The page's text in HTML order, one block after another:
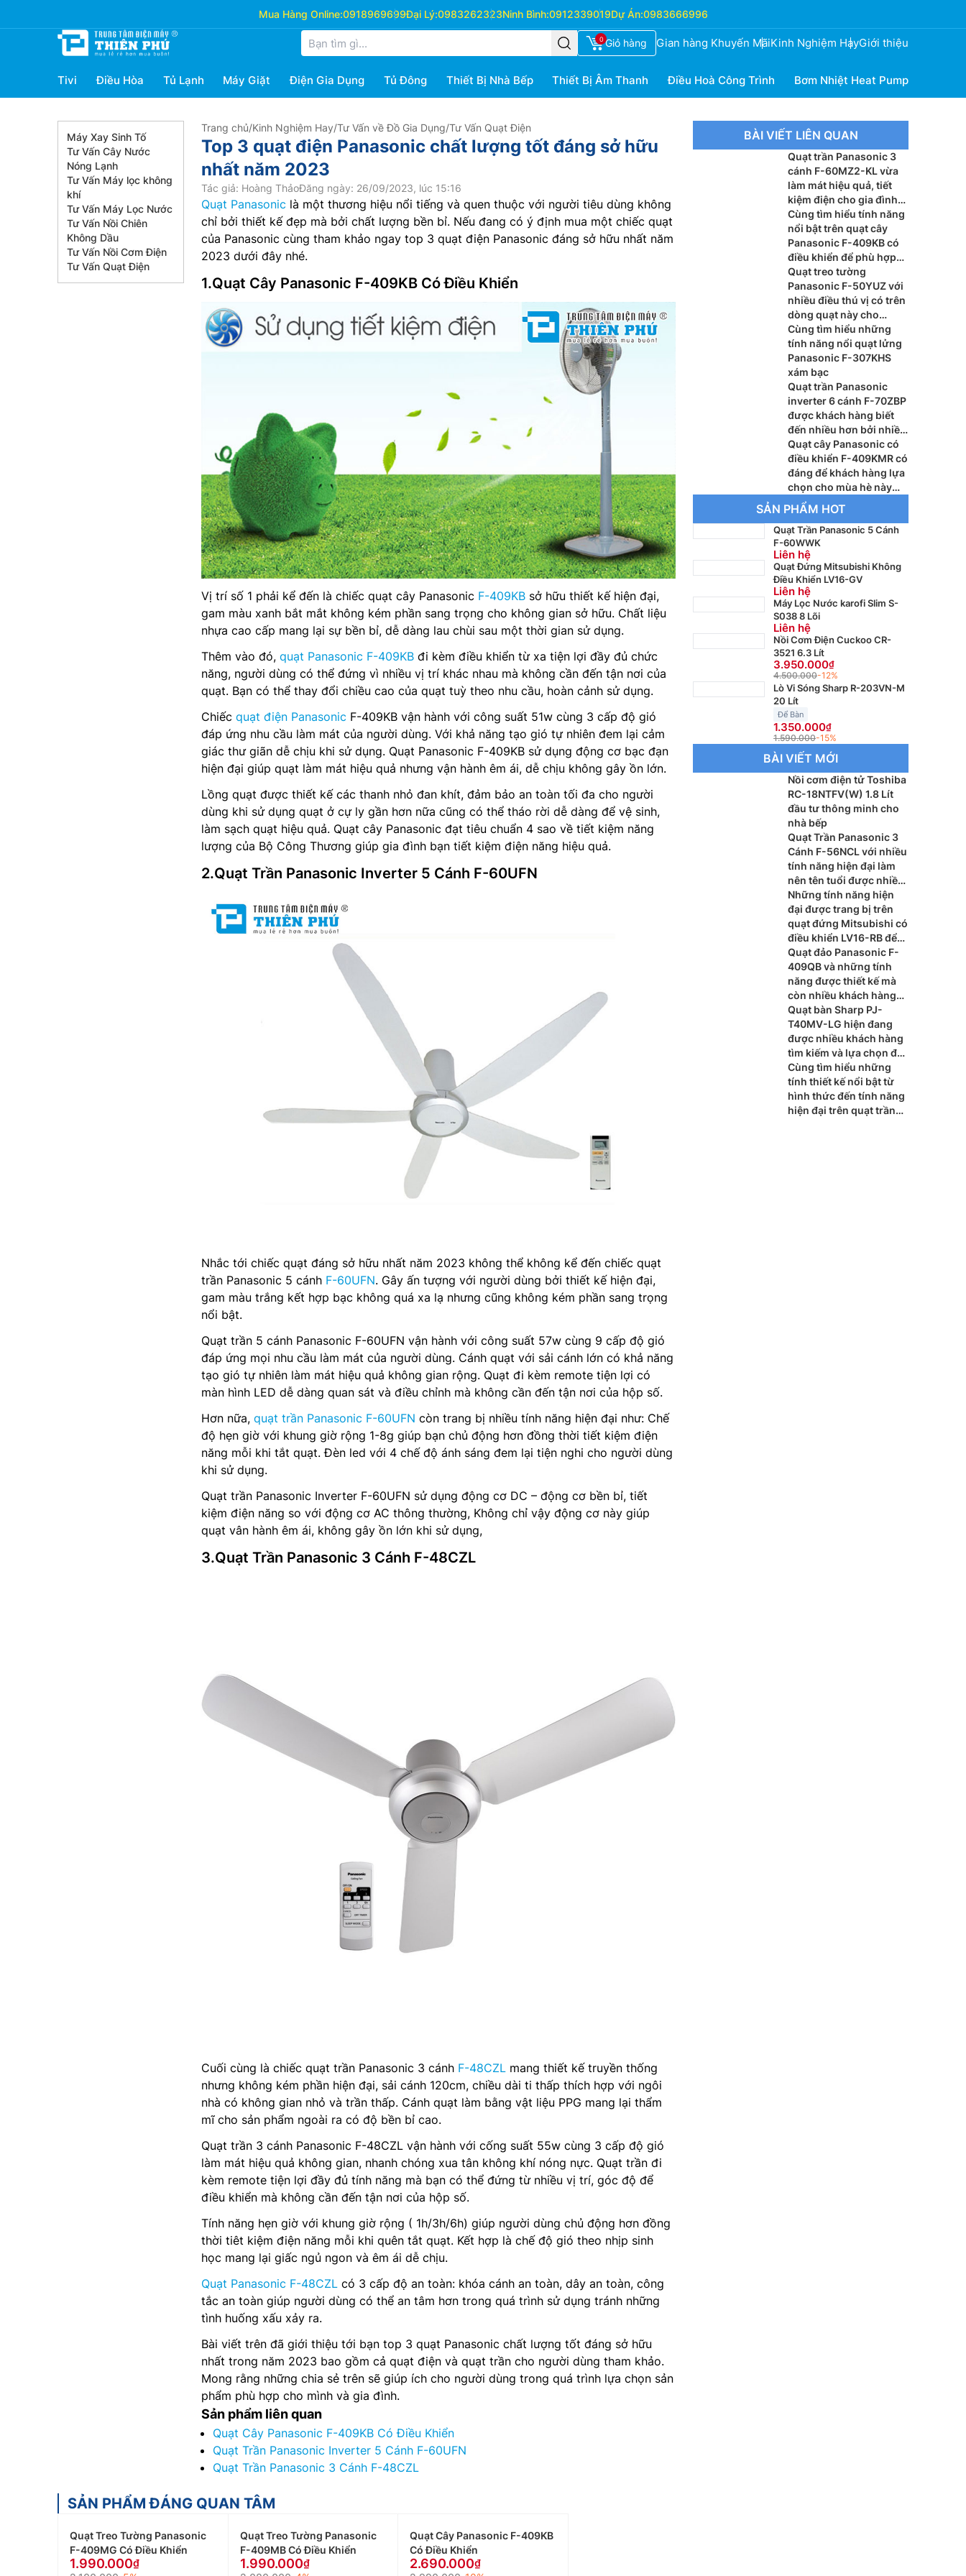
Mua Hàng Online:0918969699Đại Lý:0983262323Ninh Bình:0912339019Dự Án:0983666996
0 Giỏ hàng Gian hàng Khuyến MãiKinh Nghiệm HayGiới thiệu
Tivi Điều Hòa Tủ Lạnh Máy Giặt Điện Gia Dụng Tủ Đông Thiết Bị Nhà Bếp Thiết Bị Âm Thanh Điều Hoà Công Trình Bơm Nhiệt Heat Pump
Máy Xay Sinh Tố
Tư Vấn Cây Nước
Nóng Lạnh
Tư Vấn Máy lọc không
khí
Tư Vấn Máy Lọc Nước
Tư Vấn Nồi Chiên
Không Dầu
Tư Vấn Nồi Cơm Điện
Tư Vấn Quạt Điện
Trang chủ/Kinh Nghiệm Hay/Tư Vấn về Đồ Gia Dụng/Tư Vấn Quạt Điện
Top 3 quạt điện Panasonic chất lượng tốt đáng sở hữu
nhất năm 2023
Tác giả: Hoàng ThảoĐăng ngày: 26/09/2023, lúc 15:16
Quạt Panasonic là một thương hiệu nổi tiếng và quen thuộc với người tiêu dùng không
chỉ bởi thiết kế đẹp mà bởi chất lượng bền bỉ. Nếu đang có ý định mua một chiếc quạt
của Panasonic cùng tham khảo ngay top 3 quạt điện Panasonic đáng sở hữu nhất năm
2023 dưới đây nhé.
1.Quạt Cây Panasonic F-409KB Có Điều Khiển
Vị trí số 1 phải kể đến là chiếc quạt cây Panasonic F-409KB sở hữu thiết kế hiện đại,
gam màu xanh bắt mắt không kém phần sang trọng cho không gian sở hữu. Chất liệu
nhựa cao cấp mang lại sự bền bỉ, dễ dàng lau chùi sau một thời gian sử dụng.
Thêm vào đó, quạt Panasonic F-409KB đi kèm điều khiển từ xa tiện lợi đầy đủ chức
năng, người dùng có thể đứng vì nhiều vị trí khác nhau mà không cần đến tận nơi của
quạt. Bạn có thể thay đổi chiều cao của quạt tuỳ theo nhu cầu, hoàn cảnh sử dụng.
Chiếc quạt điện Panasonic F-409KB vận hành với công suất 51w cùng 3 cấp độ gió
đáp ứng nhu cầu làm mát của người dùng. Với khả năng tạo gió tự nhiên đem lại cảm
giác thư giãn dễ chịu khi sử dụng. Quạt Panasonic F-409KB sử dụng động cơ bạc đạn
hiện đại giúp quạt làm mát hiệu quả nhưng vận hành êm ái, dễ chịu không gây ồn lớn.
Lồng quạt được thiết kế các thanh nhỏ đan khít, đảm bảo an toàn tối đa cho người
dùng khi sử dụng quạt ở cự ly gần hơn nữa cũng có thể tháo rời dễ dàng để vệ sinh,
làm sạch quạt hiệu quả. Quạt cây Panasonic đạt tiêu chuẩn 4 sao về tiết kiệm năng
lượng của Bộ Công Thương giúp gia đình bạn tiết kiệm điện năng hiệu quả.
2.Quạt Trần Panasonic Inverter 5 Cánh F-60UFN
Nhắc tới chiếc quạt đáng sở hữu nhất năm 2023 không thể không kể đến chiếc quạt
trần Panasonic 5 cánh F-60UFN. Gây ấn tượng với người dùng bởi thiết kế hiện đại,
gam màu trắng kết hợp bạc không quá xa lạ nhưng cũng không kém phần sang trọng
nổi bật.
Quạt trần 5 cánh Panasonic F-60UFN vận hành với công suất 57w cùng 9 cấp độ gió
đáp ứng mọi nhu cầu làm mát của người dùng. Cánh quạt với sải cánh lớn có khả năng
tạo gió tự nhiên làm mát hiệu quả không gian rộng. Quạt đi kèm remote tiện lợi có
màn hình LED dễ dàng quan sát và điều chỉnh mà không cần đến tận nơi của hộp số.
Hơn nữa, quạt trần Panasonic F-60UFN còn trang bị nhiều tính năng hiện đại như: Chế
độ hẹn giờ với khung giờ rộng 1-8g giúp bạn chủ động hơn đồng thời tiết kiệm điện
năng mỗi khi tắt quạt. Đèn led với 4 chế độ ánh sáng đem lại tiện nghi cho người dùng
khi sử dụng.
Quạt trần Panasonic Inverter F-60UFN sử dụng động cơ DC – động cơ bền bỉ, tiết
kiệm điện năng so với động cơ AC thông thường, Không chỉ vậy động cơ này giúp
quạt vân hành êm ái, không gây ồn lớn khi sử dụng,
3.Quạt Trần Panasonic 3 Cánh F-48CZL
Cuối cùng là chiếc quạt trần Panasonic 3 cánh F-48CZL mang thiết kế truyền thống
nhưng không kém phần hiện đại, sải cánh 120cm, chiều dài ti thấp thích hợp với ngôi
nhà có không gian nhỏ và trần thấp. Cánh quạt làm bằng vật liệu PPG mang lại thẩm
mĩ cho sản phẩm ngoài ra có độ bền bỉ cao.
Quạt trần 3 cánh Panasonic F-48CZL vận hành với cống suất 55w cùng 3 cấp độ gió
làm mát hiệu quả không gian, nhanh chóng xua tân không khí nóng nực. Quạt trần đi
kèm remote tiện lợi đầy đủ tính năng mà bạn có thể đứng từ nhiều vị trí, góc độ để
điều khiển mà không cần đến tận nơi của hộp số.
Tính năng hẹn giờ với khung giờ rộng ( 1h/3h/6h) giúp người dùng chủ động hơn đồng
thời tiêt kiệm điện năng mỗi khi quên tắt quạt. Kết hợp là chế độ gió theo nhịp sinh
học mang lại giấc ngủ ngon và êm ái dễ chịu.
Quạt Panasonic F-48CZL có 3 cấp độ an toàn: khóa cánh an toàn, dây an toàn, công
tắc an toàn giúp người dùng có thể an tâm hơn trong quá trình sử dụng tránh những
tình huống xấu xảy ra.
Bài viết trên đã giới thiệu tới bạn top 3 quạt Panasonic chất lượng tốt đáng sở hữu
nhất trong năm 2023 bao gồm cả quạt điện và quạt trần cho người dùng tham khảo.
Mong rằng những chia sẻ trên sẽ giúp ích cho người dùng trong quá trình lựa chọn sản
phẩm phù hợp cho mình và gia đình.
Sản phẩm liên quan
Quạt Cây Panasonic F-409KB Có Điều Khiển
Quạt Trần Panasonic Inverter 5 Cánh F-60UFN
Quạt Trần Panasonic 3 Cánh F-48CZL
BÀI VIẾT LIÊN QUAN
Quạt trần Panasonic 3
cánh F-60MZ2-KL vừa
làm mát hiệu quả, tiết
kiệm điện cho gia đình
với cái hè nắng nóng
Cùng tìm hiểu tính năng
nổi bật trên quạt cây
Panasonic F-409KB có
điều khiển để phù hợp
với người dùng hơn
Quạt treo tường
Panasonic F-50YUZ với
nhiều điều thú vị có trên
dòng quạt này cho
nhiều người lựa chọn
Cùng tìm hiểu những
tính năng nổi quạt lửng
Panasonic F-307KHS
xám bạc
Quạt trần Panasonic
inverter 6 cánh F-70ZBP
được khách hàng biết
đến nhiều hơn bởi nhiều
tính năng hiện đại cho
mùa hè này
Quạt cây Panasonic có
điều khiển F-409KMR có
đáng để khách hàng lựa
chọn cho mùa hè này
không
SẢN PHẨM HOT
Quạt Trần Panasonic 5 Cánh
F-60WWK
Liên hệ
Quạt Đứng Mitsubishi Không
Điều Khiển LV16-GV
Liên hệ
Máy Lọc Nước karofi Slim S-
S038 8 Lõi
Liên hệ
Nồi Cơm Điện Cuckoo CR-
3521 6.3 Lít
3.950.000
4.500.000-12%
Lò Vi Sóng Sharp R-203VN-M
20 Lít
Để Bàn
1.350.000
1.590.000-15%
BÀI VIẾT MỚI
Nồi cơm điện tử Toshiba
RC-18NTFV(W) 1.8 Lít
đầu tư thông minh cho
nhà bếp
Quạt Trần Panasonic 3
Cánh F-56NCL với nhiều
tính năng hiện đại làm
nên tên tuổi được nhiều
người biết đến
Những tính năng hiện
đại được trang bị trên
quạt đứng Mitsubishi có
điều khiển LV16-RB để
thấy được lý do khách
hàng luôn tin dùng
Quạt đảo Panasonic F-
409QB và những tính
năng được thiết kế mà
còn nhiều khách hàng
chưa biết hiện nay
Quạt bàn Sharp PJ-
T40MV-LG hiện đang
được nhiều khách hàng
tìm kiếm và lựa chọn để
đáp ứng nhu cầu hiện
nay
Cùng tìm hiểu những
tính thiết kế nổi bật từ
hình thức đến tính năng
hiện đại trên quạt trần
SẢN PHẨM ĐÁNG QUAN TÂM
Quạt Treo Tường Panasonic
F-409MG Có Điều Khiển
1.990.000
Quạt Treo Tường Panasonic
F-409MB Có Điều Khiển
1.990.000
Quạt Cây Panasonic F-409KB
Có Điều Khiển
2.690.000